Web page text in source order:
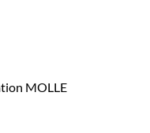
MOLLE